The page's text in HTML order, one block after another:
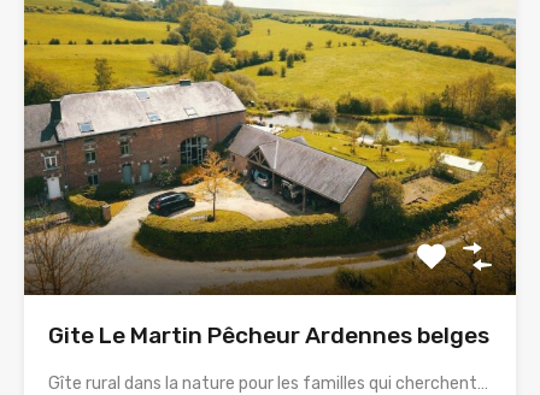
Gite Le Martin Pêcheur Ardennes belges
Gîte rural dans la nature pour les familles qui cherchent…